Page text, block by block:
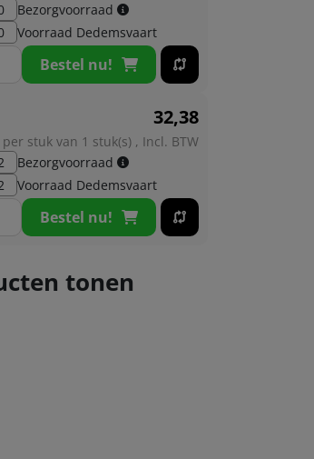
Bezorgvoorraad
Voorraad Dedemsvaart
Bestel nu!
32,38
stuk van 1 stuk(s) , Incl. BTW
Bezorgvoorraad
Voorraad Dedemsvaart
Bestel nu!
tonen